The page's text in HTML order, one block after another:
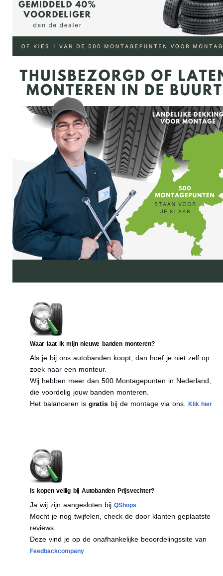
Waar laat ik mijn nieuwe banden monteren?
Als je bij ons autobanden koopt, dan hoef je niet zelf op
zoek naar een monteur.
Wij hebben meer dan 500 Montagepunten in Nederland,
die voordelig jouw banden monteren.
Het balanceren is gratis bij de montage via ons. Klik hier
Is kopen veilig bij Autobanden Prijsvechter?
Ja wij zijn aangesloten bij QShops
Mocht je nog twijfelen, check de door klanten geplaatste
reviews.
Deze vind je op de onafhankelijke beoordelingssite van
Feedbackcompany